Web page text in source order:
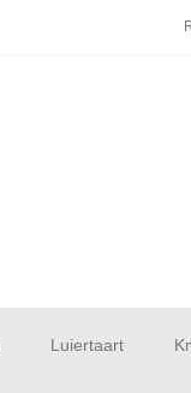
Luiertaart